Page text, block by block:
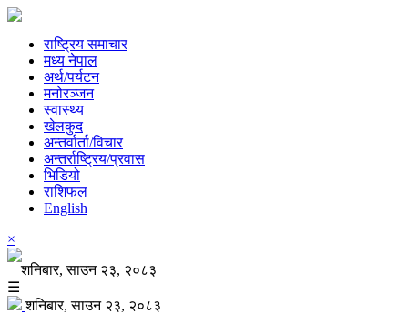
राष्ट्रिय समाचार
मध्य नेपाल
अर्थ/पर्यटन
मनोरञ्जन
स्वास्थ्य
खेलकुद
अन्तर्वार्ता/विचार
अन्तर्राष्ट्रिय/प्रवास
भिडियो
राशिफल
English
×
शनिबार, साउन २३, २०८३
☰
शनिबार, साउन २३, २०८३